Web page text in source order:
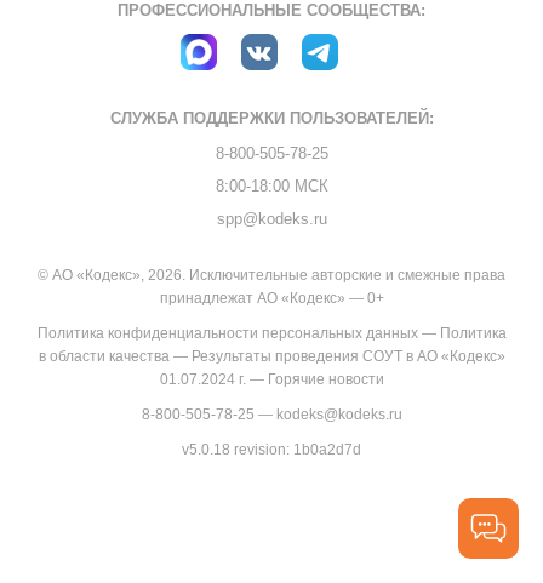
ПРОФЕССИОНАЛЬНЫЕ СООБЩЕСТВА:
СЛУЖБА ПОДДЕРЖКИ ПОЛЬЗОВАТЕЛЕЙ:
8-800-505-78-25
8:00-18:00 МСК
spp@kodeks.ru
© АО «Кодекс», 2026. Исключительные авторские и смежные права
принадлежат АО «Кодекс» — 0+
Политика конфиденциальности персональных данных— Политика
в области качества— Результаты проведения СОУТ в АО «Кодекс»
01.07.2024 г.— Горячие новости
8-800-505-78-25 — kodeks@kodeks.ru
v5.0.18 revision: 1b0a2d7d